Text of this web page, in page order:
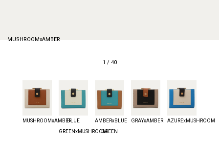
MUSHROOMxAMBER
1 / 40
MUSHROOMxAMBERBLUE
GREENxMUSHROOM
AMBERxBLUE
GREEN
GRAYxAMBER AZURExMUSHROOM